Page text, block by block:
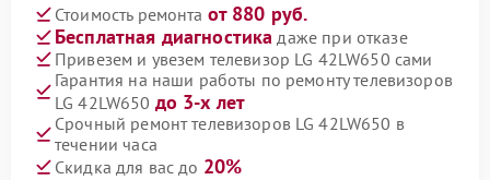
Стоимость ремонта от 880 руб.
Бесплатная диагностика даже при отказе
Привезем и увезем телевизор LG 42LW650 сами
Гарантия на наши работы по ремонту телевизоров
LG 42LW650 до 3-х лет
Срочный ремонт телевизоров LG 42LW650 в
течении часа
Скидка для вас до 20%